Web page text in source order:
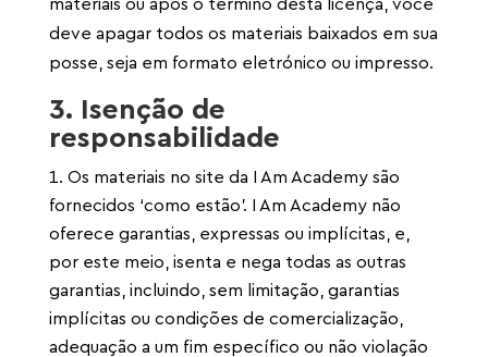
materiais ou após o término desta licença, você
deve apagar todos os materiais baixados em sua
posse, seja em formato eletrónico ou impresso.
3. Isenção de
responsabilidade
Os materiais no site da I Am Academy são
fornecidos ‘como estão’. I Am Academy não
oferece garantias, expressas ou implícitas, e,
por este meio, isenta e nega todas as outras
garantias, incluindo, sem limitação, garantias
implícitas ou condições de comercialização,
adequação a um fim específico ou não violação